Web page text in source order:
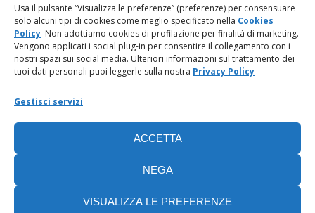
Usa il pulsante “Visualizza le preferenze” (preferenze) per consensuare
solo alcuni tipi di cookies come meglio specificato nella Cookies
Policy Non adottiamo cookies di profilazione per finalità di marketing.
Vengono applicati i social plug-in per consentire il collegamento con i
nostri spazi sui social media. Ulteriori informazioni sul trattamento dei
tuoi dati personali puoi leggerle sulla nostra Privacy Policy
Gestisci servizi
ACCETTA
NEGA
VISUALIZZA LE PREFERENZE
Regolamento categorie particolari di dati personali e dati
giudiziari
Amministrazione Trasparente
Cookie Policy (UE)